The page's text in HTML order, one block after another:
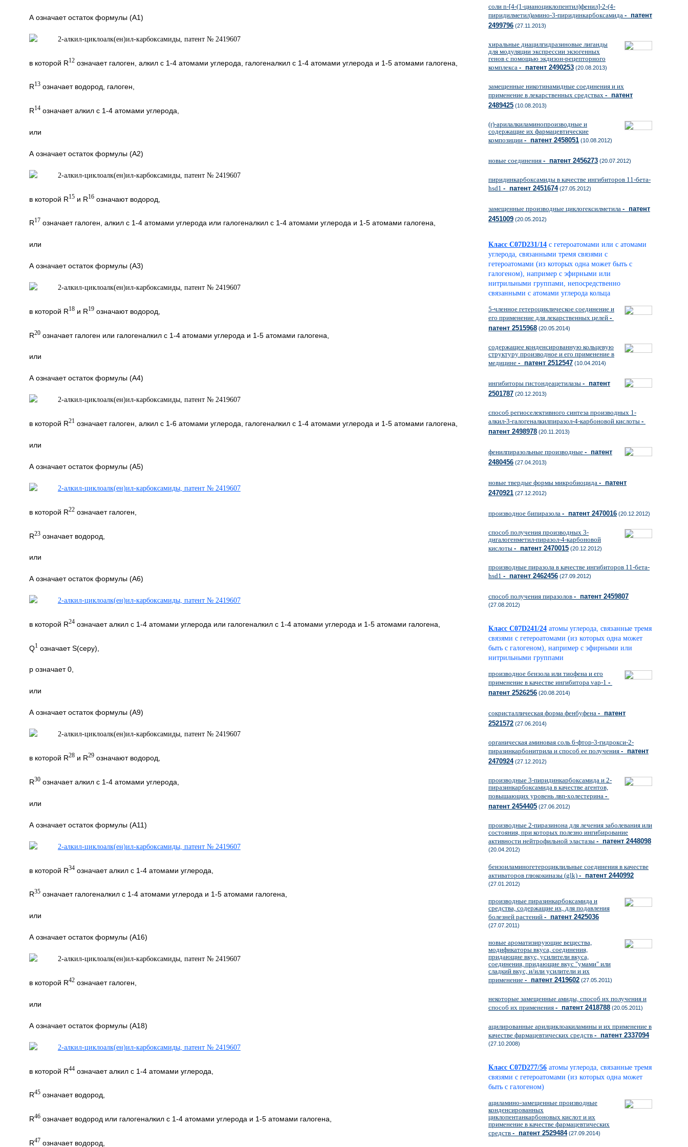
А означает остаток формулы (А1)
в которой R12означает галоген, алкил с 1-4 атомами углерода, галогеналкил с 1-4 атомами углерода и 1-5 атомами галогена,
R13означает водород, галоген,
R14означает алкил с 1-4 атомами углерода,
или
А означает остаток формулы (А2)
в которой R15и R16означают водород,
R17 означает галоген, алкил с 1-4 атомами углерода или галогеналкил с 1-4 атомами углерода и 1-5 атомами галогена,
или
А означает остаток формулы (A3)
в которой R18и R19означают водород,
R20означает галоген или галогеналкил с 1-4 атомами углерода и 1-5 атомами галогена,
или
А означает остаток формулы (А4)
в которой R21означает галоген, алкил с 1-6 атомами углерода, галогеналкил с 1-4 атомами углерода и 1-5 атомами галогена,
или
А означает остаток формулы (А5)
в которой R22означает галоген,
R23означает водород,
или
А означает остаток формулы (А6)
в которой R24означает алкил с 1-4 атомами углерода или галогеналкил с 1-4 атомами углерода и 1-5 атомами галогена,
Q1означает S(серу),
р означает 0,
или
А означает остаток формулы (А9)
в которой R28и R29означают водород,
R30означает алкил с 1-4 атомами углерода,
или
А означает остаток формулы (А11)
в которой R34означает алкил с 1-4 атомами углерода,
R35означает галогеналкил с 1-4 атомами углерода и 1-5 атомами галогена,
или
А означает остаток формулы (А16)
в которой R42означает галоген,
или
А означает остаток формулы (А18)
в которой R44означает алкил с 1-4 атомами углерода,
R45означает водород,
R46означает водород или галогеналкил с 1-4 атомами углерода и 1-5 атомами галогена,
R47 означает водород,
соли n-[4-(1-цианоциклопентил)фенил]-2-(4-
пиридилметил)амино-3-пиридинкарбоксамида - патент
2499796 (27.11.2013)
хиральные диацилгидразиновые лиганды
для модуляции экспрессии экзогенных
генов с помощью экдизон-рецепторного
комплекса - патент 2490253 (20.08.2013)
замещенные никотинамидные соединения и их
применение в лекарственных средствах - патент
2489425 (10.08.2013)
(r)-арилалкиламинопроизводные и
содержащие их фармацевтические
композиции - патент 2458051 (10.08.2012)
новые соединения - патент 2456273 (20.07.2012)
пиридинкарбоксамиды в качестве ингибиторов 11-бета-
hsd1 - патент 2451674(27.05.2012)
замещенные производные циклогексилметила - патент
2451009 (20.05.2012)
Класс C07D231/14 с гетероатомами или с атомами
углерода, связанными тремя связями с
гетероатомами (из которых одна может быть с
галогеном), например с эфирными или
нитрильными группами, непосредственно
связанными с атомами углерода кольца
5-членное гетероциклическое соединение и
его применение для лекарственных целей -
патент 2515968 (20.05.2014)
содержащее конденсированную кольцевую
структуру производное и его применение в
медицине - патент 2512547 (10.04.2014)
ингибиторы гистондеацетилазы - патент
2501787 (20.12.2013)
способ региоселективного синтеза производных 1-
алкил-3-галогеналкилпиразол-4-карбоновой кислоты -
патент 2498978 (20.11.2013)
фенилпиразольные производные - патент
2480456 (27.04.2013)
новые твердые формы микробиоцида - патент
2470921 (27.12.2012)
производное бипиразола - патент 2470016 (20.12.2012)
способ получения производных 3-
дигалогенметил-пиразол-4-карбоновой
кислоты - патент 2470015 (20.12.2012)
производные пиразола в качестве ингибиторов 11-бета-
hsd1 - патент 2462456 (27.09.2012)
способ получения пиразолов - патент 2459807
(27.08.2012)
Класс C07D241/24 атомы углерода, связанные тремя
связями с гетероатомами (из которых одна может
быть с галогеном), например с эфирными или
нитрильными группами
производное бензола или тиофена и его
применение в качестве ингибитора vap-1 -
патент 2526256 (20.08.2014)
сокристаллическая форма фенбуфена - патент
2521572 (27.06.2014)
органическая аминовая соль 6-фтор-3-гидрокси-2-
пиразинкарбонитрила и способ ее получения - патент
2470924(27.12.2012)
производные 3-пиридинкарбоксамида и 2-
пиразинкарбоксамида в качестве агентов,
повышающих уровень лвп-холестерина -
патент 2454405 (27.06.2012)
производные 2-пиразинона для лечения заболевания или
состояния, при которых полезно ингибирование
активности нейтрофильной эластазы - патент 2448098
(20.04.2012)
бензоиламиногетероциклильные соединения в качестве
активаторов глюкокиназы (glk) - патент 2440992
(27.01.2012)
производные пиразинкарбоксамида и
средства, содержащие их, для подавления
болезней растений - патент 2425036
(27.07.2011)
новые ароматизирующие вещества,
модификаторы вкуса, соединения,
придающие вкус, усилители вкуса,
соединения, придающие вкус "умами" или
сладкий вкус, и/или усилители и их
применение - патент 2419602 (27.05.2011)
некоторые замещенные амиды, способ их получения и
способ их применения - патент 2418788 (20.05.2011)
ацилированные арилциклоакиламины и их применение в
качестве фармацевтических средств - патент 2337094
(27.10.2008)
Класс C07D277/56 атомы углерода, связанные тремя
связями с гетероатомами (из которых одна может
быть с галогеном)
ациламино-замещенные производные
конденсированных
циклопентанкарбоновых кислот и их
применение в качестве фармацевтических
средств - патент 2529484(27.09.2014)